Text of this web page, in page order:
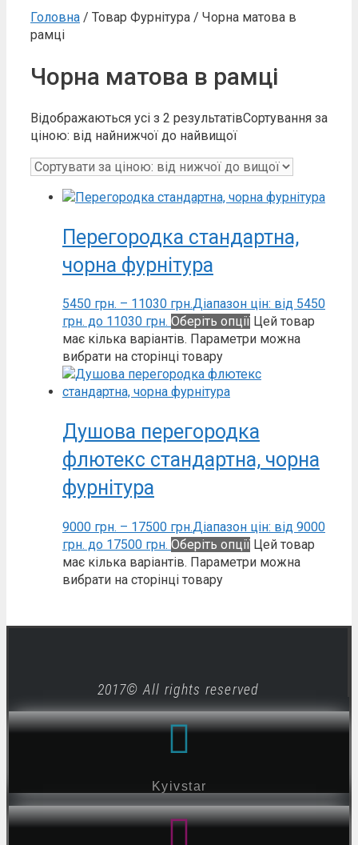
Головна / Товар Фурнітура / Чорна матова в
рамці
Чорна матова в рамці
Відображаються усі з 2 результатівСортування за
ціною: від найнижчої до найвищої
Перегородка стандартна,
чорна фурнітура
5450 грн. – 11030 грн.Діапазон цін: від 5450
грн. до 11030 грн. Оберіть опції Цей товар
має кілька варіантів. Параметри можна
вибрати на сторінці товару
Душова перегородка
флютекс стандартна, чорна
фурнітура
9000 грн. – 17500 грн.Діапазон цін: від 9000
грн. до 17500 грн. Оберіть опції Цей товар
має кілька варіантів. Параметри можна
вибрати на сторінці товару
2017© All rights reserved
Kyivstar